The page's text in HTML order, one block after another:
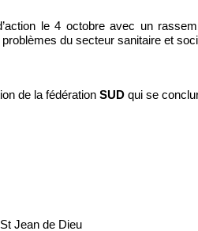
le 4 octobre avec un
du secteur sanitaire et
de la fédération SUDqui se
Jean de Dieu